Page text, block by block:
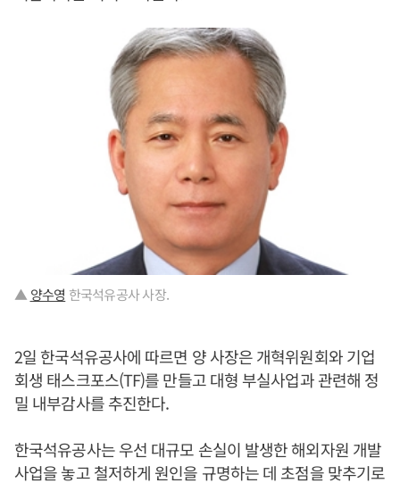
▲양수영 한국석유공사 사장.
2일 한국석유공사에 따르면 양 사장은 개혁위원회와 기업
회생 태스크포스(TF)를 만들고 대형 부실사업과 관련해 정
밀 내부감사를 추진한다.
한국석유공사는 우선 대규모 손실이 발생한 해외자원 개발
사업을 놓고 철저하게 원인을 규명하는 데 초점을 맞추기로